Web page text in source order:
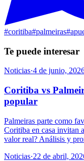
#coritiba#palmeiras#
Te puede interesar
Noticias·4 de junio,
Coritiba vs
popular
Palmeiras parte como
Coritiba en casa invitan
valor real? Análisis y
Noticias·22 de abril,